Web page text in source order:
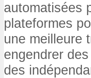
automatisées
plateformes
une meilleure
engendrer
des